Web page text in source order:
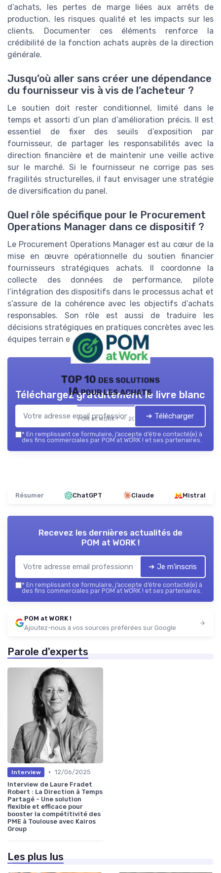
d’achats, les pertes de marge liées aux arrêts de
production, les risques qualité et les impacts sur les
clients. Documenter ces éléments renforce la
crédibilité de la fonction achats auprès de la direction
générale.
Jusqu’où aller sans créer une dépendance
du fournisseur vis à vis de l’acheteur ?
Le soutien doit rester conditionnel, limité dans le
temps et assorti d’un plan d’amélioration précis. Il est
essentiel de fixer des seuils d’exposition par
fournisseur, de partager les responsabilités avec la
direction financière et de maintenir une veille active
sur le marché. Si le fournisseur ne corrige pas ses
fragilités structurelles, il faut envisager une stratégie
de diversification du panel.
Quel rôle spécifique pour le Procurement
Operations Manager dans ce dispositif ?
Le Procurement Operations Manager est au cœur de la
mise en œuvre opérationnelle du soutien financier
fournisseurs stratégiques achats. Il coordonne la
collecte des données de performance, pilote
l’intégration des dispositifs dans le processus achat et
s’assure de la cohérence avec les objectifs d’achats
responsables. Son rôle est aussi de traduire les
décisions stratégiques en pratiques concrètes avec les
équipes terrain et les fournisseurs.
TOP 10 des solutions
IA pour les achats
POM at WORK ! — 2026
Téléchargez gratuitement le livre blanc
➔ Télécharger
* En remplissant ce formulaire, j’accepte d’être contacté(e) à
des fins commerciales par POM at WORK ! et ses partenaires.
Résumer ChatGPT Claude Mistral
Recevez les dernières actualités de
POM at WORK !
➔ Je m'inscris
* En remplissant ce formulaire, j’accepte d’être contacté(e) à
des fins commerciales par POM at WORK ! et ses partenaires.
POM at WORK !
Ajoutez-nous à vos sources préférées sur Google
Parole d'experts
Interview • 12/06/2025
Interview de Laure Fradet
Robert : La Direction à Temps
Partagé - Une solution
flexible et efficace pour
booster la compétitivité des
PME à Toulouse avec Kairos
Group
Les plus lus